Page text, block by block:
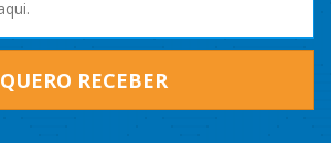
QUERO RECEBER